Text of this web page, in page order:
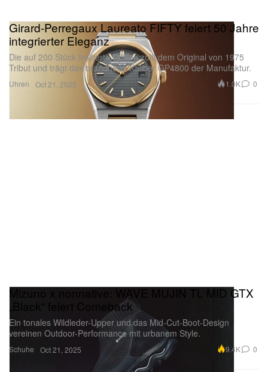
Uhren
Girard-Perregaux Laureato FIFTY feiert 50 Jahre
integrierter Eleganz
Die auf 200 Stück limitierte Edition zollt dem Original von 1975
Tribut und trägt das brandneue Kaliber GP4800 der Manufaktur.
Oct 21, 2025 1.0K 0
Schuhe
Mizuno x nonnative: WAVE MUJIN TL MID GTX
„Black“ feiert Comeback
Ein tonales Wildleder-Upper und das Mid-Cut-Boot-Design
vereinen Outdoor-Performance mit urbanem Style.
Oct 21, 2025 9.4K 0